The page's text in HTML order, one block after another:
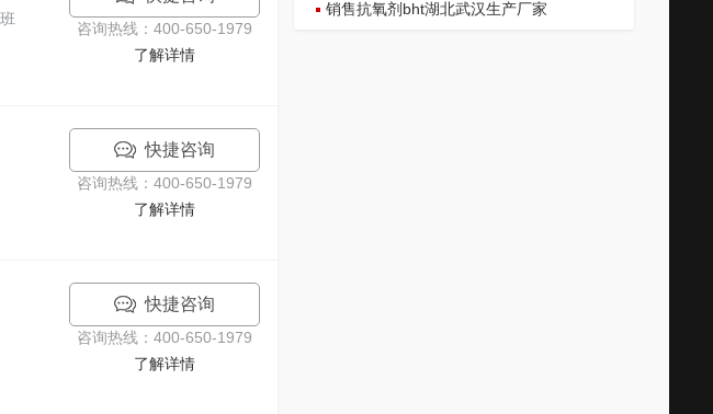
咨询热线：400-650-1979
了解详情
快捷咨询
咨询热线：400-650-1979
了解详情
快捷咨询
咨询热线：400-650-1979
了解详情
销售抗氧剂bht湖北武汉生产厂家